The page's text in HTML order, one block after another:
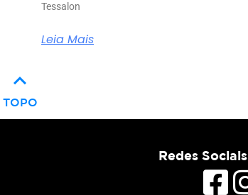
Tessalon
Leia Mais
keyboard_arrow_up
TOPO
Redes Sociais